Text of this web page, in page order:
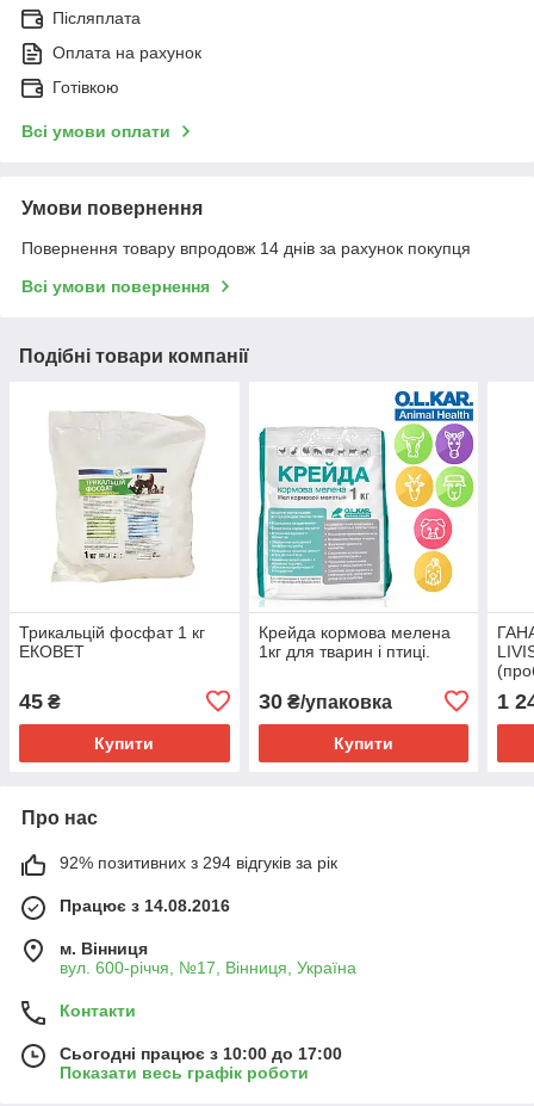
Післяплата
Оплата на рахунок
Готівкою
Всі умови оплати
Умови повернення
Повернення товару впродовж 14 днів за рахунок покупця
Всі умови повернення
Подібні товари компанії
Трикальцій фосфат 1 кг
ЕКОВЕТ
45 ₴
Купити
Крейда кормова мелена
1кг для тварин і птиці.
30₴/упаковка
Купити
1
Про нас
92% позитивних з 294 відгуків за рік
Працює з 14.08.2016
м. Вінниця
вул. 600-річчя, №17, Вінниця, Україна
Контакти
Сьогодні працює з 10:00 до 17:00
Показати весь графік роботи